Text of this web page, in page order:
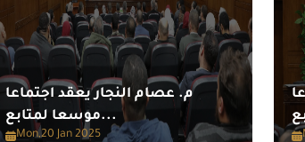
م. عصام النجار يعقد اجتماعا
موسعا لمتابع...
Mon,20 Jan 2025